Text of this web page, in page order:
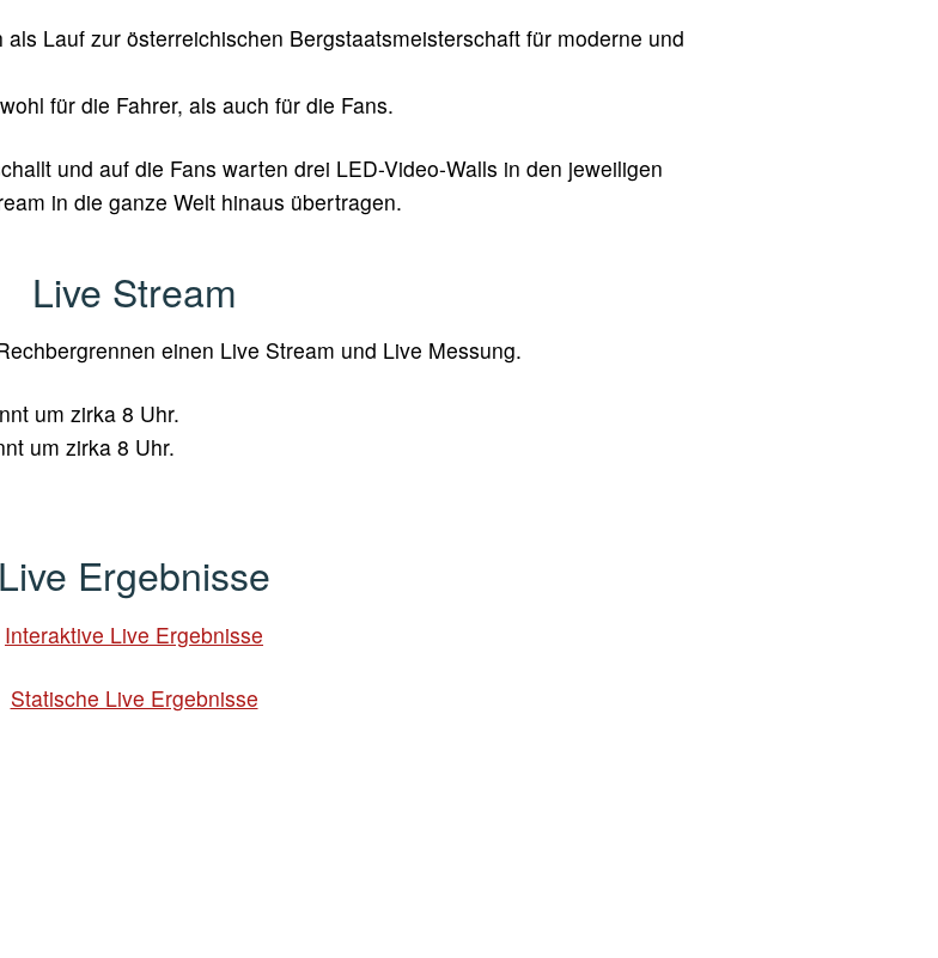
Lauf zur österreichischen Bergstaatsmeisterschaft für moderne und
für die Fahrer, als auch für die Fans.
und auf die Fans warten drei LED-Video-Walls in den jeweiligen
in die ganze Welt hinaus übertragen.
Live Stream
einen Live Stream und Live Messung.
um zirka 8 Uhr.
um zirka 8 Uhr.
Live Ergebnisse
Interaktive Live Ergebnisse
Statische Live Ergebnisse